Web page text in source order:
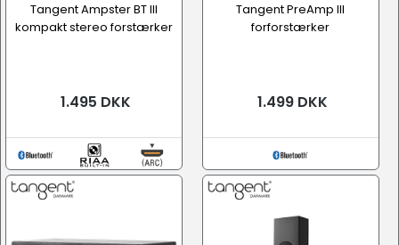
Tangent Ampster BT III
kompakt stereo forstærker
1.495 DKK
Tangent PreAmp III
forforstærker
1.499 DKK